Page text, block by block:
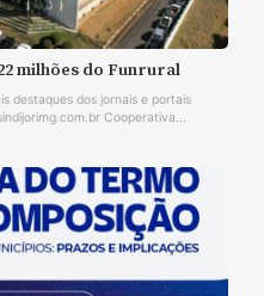
milhões do Funrural
destaques dos jornais e portais
Cooperativa...